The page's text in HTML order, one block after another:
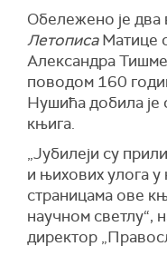
Обележено је два
ЛетописаМатице
Александра
поводом 160
Нушића добила је
књига.
„Јубилеји су
и њихових улога у
страницама ове
научном светлу“,
директор